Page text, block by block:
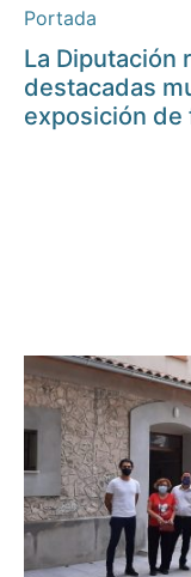
Portada
La Diputación
destacadas
exposición de